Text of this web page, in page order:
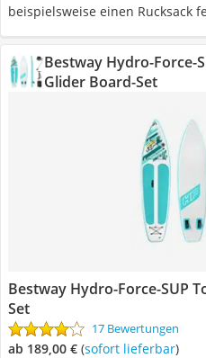
beispielsweise einen Rucksack
Bestway Hydro-Force-
Glider Board-Set
Bestway Hydro-Force-SUP
Set
17 Bewertungen
ab 189,00 € ( Sofort lieferbar)